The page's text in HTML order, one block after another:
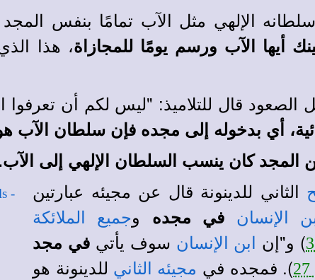
الإلهي مثل الآب تمامًا بنفس المجد
أيها الآب ورسم يومًا للمجازاة، هذا
الصعود قال للتلاميذ: "ليس لكم أن تعرفوا
أي بدخوله إلى مجده فإن سلطان الآب
المجد كان ينسب السلطان الإلهي إلى
الثاني للدينونة قال عن مجيئه عبارتين
الإنسان في مجده وجميع
الملائكة
) و"إن ابن الإنسان سوف يأتي في مجد
). فمجده في مجيئه الثاني للدينونة هو